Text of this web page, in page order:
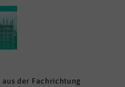
der Fachrichtung